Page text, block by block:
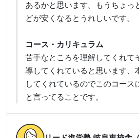
あるかと思います。もうちょっ
どが安くなるとうれしいです。
コース・カリキュラム
苦手なところを理解してくれて
導してくれていると思います、
してくれているのでこのコース
と言ってることです。